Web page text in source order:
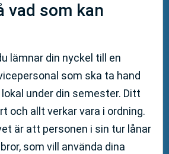
vad som kan
lämnar din nyckel till en
som ska ta hand
under din semester. Ditt
och allt verkar vara i ordning.
är att personen i sin tur lånar
som vill använda dina